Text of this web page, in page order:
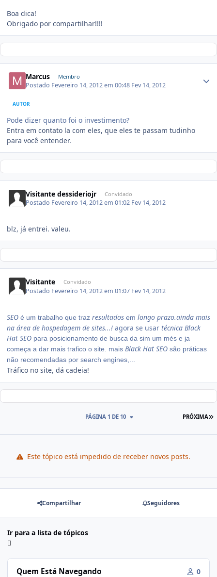
Boa dica!
Obrigado por compartilhar!!!!
Marcus Membro
Postado Fevereiro 14, 2012 em 00:48 Fev 14, 2012
AUTOR
Pode dizer quanto foi o investimento?
Entra em contato la com eles, que eles te passam tudinho
para você entender.
Visitante dessideriojr Convidado
Postado Fevereiro 14, 2012 em 01:02 Fev 14, 2012
blz, já entrei. valeu.
Visitante Convidado
Postado Fevereiro 14, 2012 em 01:07 Fev 14, 2012
SEO é um trabalho que traz resultados em longo prazo.ainda mais
na área de hospedagem de sites...! agora se usar técnica Black
Hat SEO para posicionamento de busca da sim um més e ja
começa a dar mais trafico o site.
mais Black Hat SEO são práticas
não recomendadas por search engines,...
Tráfico no site, dá cadeia!
PRÓXIMA
PÁGINA 1 DE 10
Este tópico está impedido de receber novos posts.
Compartilhar Seguidores
Ir para a lista de tópicos
Quem Está Navegando 0